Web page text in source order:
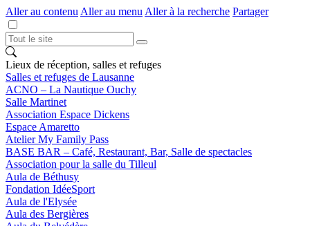
Aller au contenu Aller au menu Aller à la recherche Partager
Lieux de réception, salles et refuges
Salles et refuges de Lausanne
ACNO – La Nautique Ouchy
Salle Martinet
Association Espace Dickens
Espace Amaretto
Atelier My Family Pass
BASE BAR – Café, Restaurant, Bar, Salle de spectacles
Association pour la salle du Tilleul
Aula de Béthusy
Fondation IdéeSport
Aula de l'Elysée
Aula des Bergières